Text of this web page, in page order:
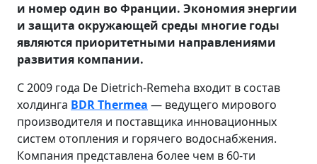
и номер один во Франции. Экономия энергии
и защита окружающей среды многие годы
являются приоритетными направлениями
развития компании.
С 2009 года De Dietrich-Remeha входит в состав
холдинга BDR Thermea — ведущего мирового
производителя и поставщика инновационных
систем отопления и горячего водоснабжения.
Компания представлена более чем в 60-ти